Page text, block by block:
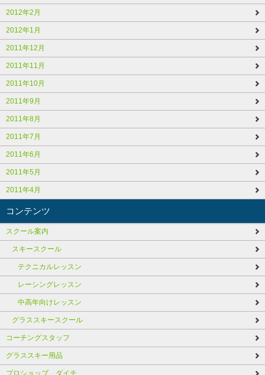
2012年2月
2012年1月
2011年12月
2011年11月
2011年10月
2011年9月
2011年8月
2011年7月
2011年6月
2011年5月
2011年4月
コンテンツ
スクール案内
スキースクール
テクニカルレッスン
レーシングレッスン
中高年向けレッスン
グラススキースクール
コーチングスタッフ
グラススキー用品
プロショップ ダイチ